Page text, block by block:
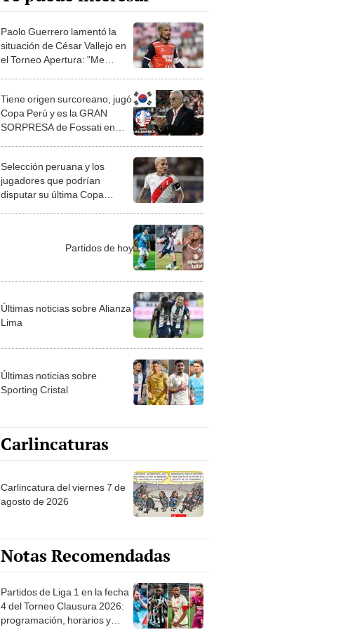
Paolo Guerrero lamentó la
situación de César Vallejo en
el Torneo Apertura: "Me
gustaría estar peleando"
Tiene origen surcoreano, jugó
Copa Perú y es la GRAN
SORPRESA de Fossati en
Perú para la Copa América
Selección peruana y los
jugadores que podrían
disputar su última Copa
América
Lima
Sporting Cristal
Carlincaturas
agosto de 2026
Notas Recomendadas
Partidos de Liga 1 en la fecha
4 del Torneo Clausura 2026:
programación, horarios y